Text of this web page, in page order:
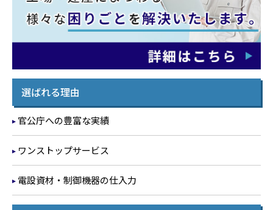
選ばれる理由
官公庁への豊富な実績
ワンストップサービス
電設資材・制御機器の仕入力